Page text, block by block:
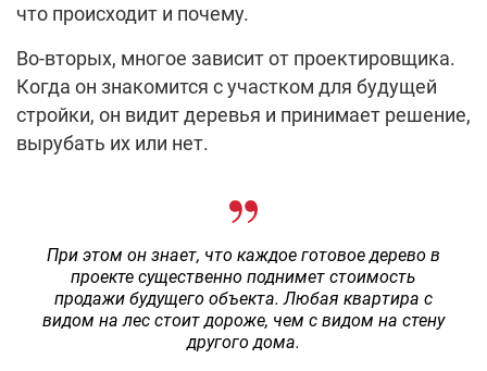
что происходит и почему.
Во-вторых, многое зависит от проектировщика.
Когда он знакомится с участком для будущей
стройки, он видит деревья и принимает решение,
вырубать их или нет.
При этом он знает, что каждое готовое дерево в
проекте существенно поднимет стоимость
продажи будущего объекта. Любая квартира с
видом на лес стоит дороже, чем с видом на стену
другого дома.